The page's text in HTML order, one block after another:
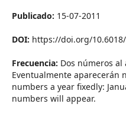
Publicado: 15-07-2011
DOI: https://doi.org/
Frecuencia: Dos números al
Eventualmente aparecerán
numbers a year fixedly:
numbers will appear.